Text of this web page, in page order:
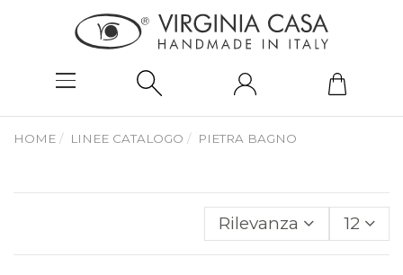
HOME LINEE CATALOGO PIETRA BAGNO
Rilevanza 12